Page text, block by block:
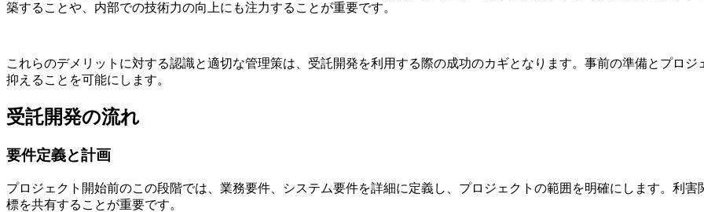
築することや、内部での技術力の向上にも注力することが重要です。
これらのデメリットに対する認識と適切な管理策は、受託開発を利用する際の成功のカギとなります。事前の準備とプロ
抑えることを可能にします。
受託開発の流れ
要件定義と計画
プロジェクト開始前のこの段階では、業務要件、システム要件を詳細に定義し、プロジェクトの範囲を明確にします。利
標を共有することが重要です。